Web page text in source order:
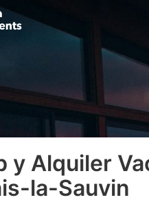
y Alquiler
la-Sauvin